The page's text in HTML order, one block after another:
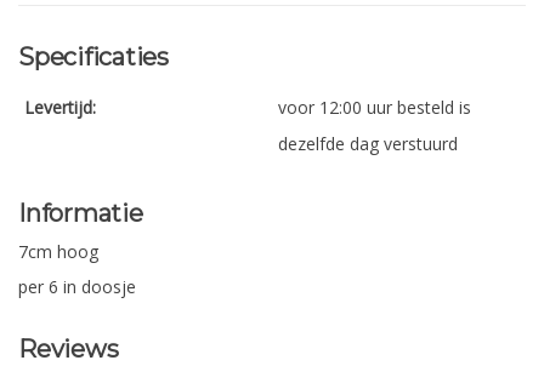
Specificaties
Levertijd:
voor 12:00 uur besteld is
dezelfde dag verstuurd
Informatie
7cm hoog
per 6 in doosje
Reviews